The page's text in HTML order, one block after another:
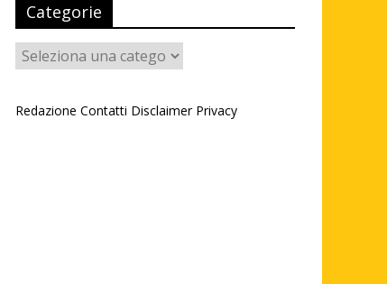
Categorie
Categorie
Redazione Contatti Disclaimer Privacy